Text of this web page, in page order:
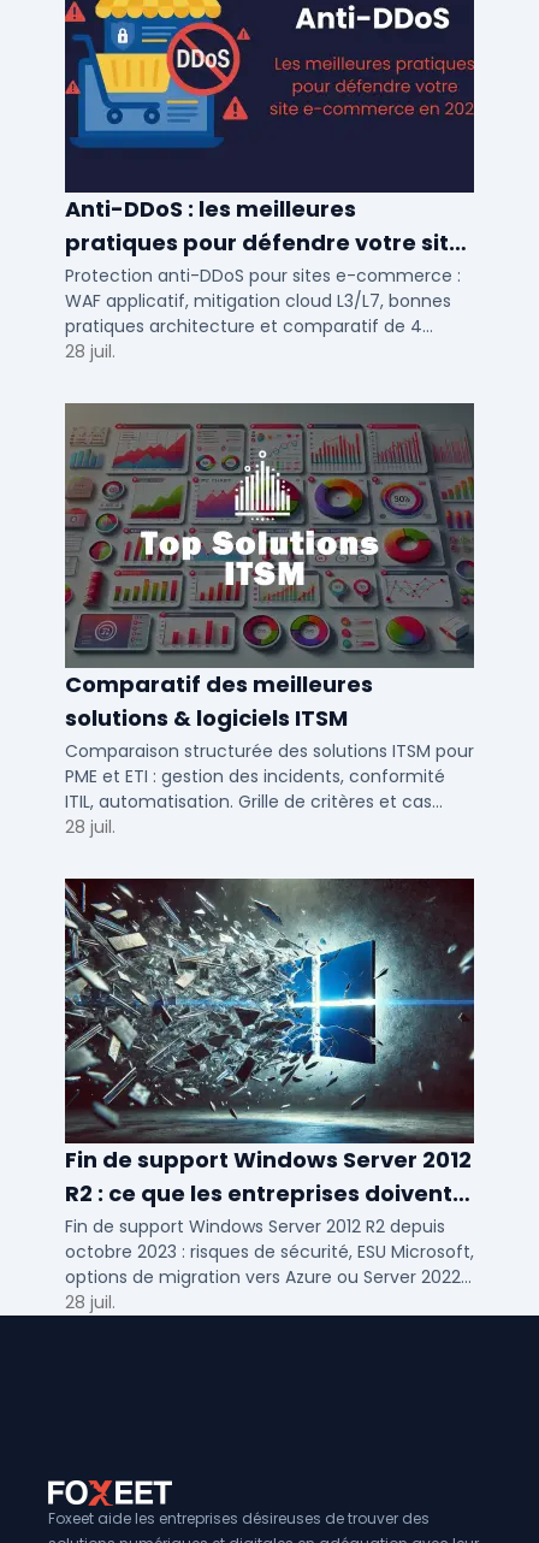
Anti-DDoS : les meilleures
pratiques pour défendre votre site
e-commerce en 2025
Protection anti-DDoS pour sites e-commerce :
WAF applicatif, mitigation cloud L3/L7, bonnes
pratiques architecture et comparatif de 4
solutions testees par des DSI en 2025.
28 juil.
Comparatif des meilleures
solutions & logiciels ITSM
Comparaison structurée des solutions ITSM pour
PME et ETI : gestion des incidents, conformité
ITIL, automatisation. Grille de critères et cas
d'usage par taille d'entreprise.
28 juil.
Fin de support Windows Server 2012
R2 : ce que les entreprises doivent
savoir
Fin de support Windows Server 2012 R2 depuis
octobre 2023 : risques de sécurité, ESU Microsoft,
options de migration vers Azure ou Server 2022
pour TPE, PME et ETI.
28 juil.
Foxeet aide les entreprises désireuses de trouver des